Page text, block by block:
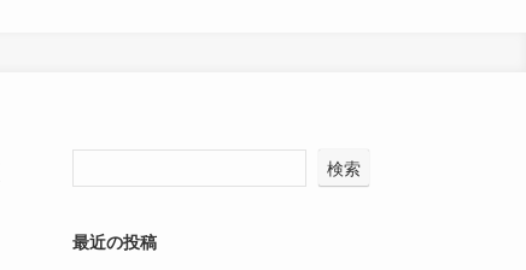
検索
最近の投稿